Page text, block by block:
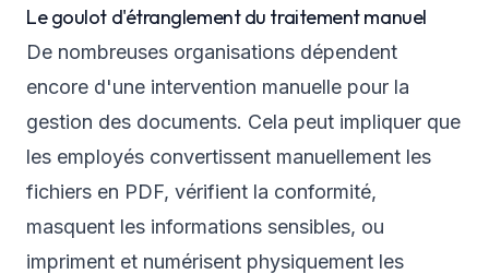
Le goulot d'étranglement du traitement manuel
De nombreuses organisations dépendent
encore d'une intervention manuelle pour la
gestion des documents. Cela peut impliquer que
les employés convertissent manuellement les
fichiers en PDF, vérifient la conformité,
masquent les informations sensibles, ou
impriment et numérisent physiquement les